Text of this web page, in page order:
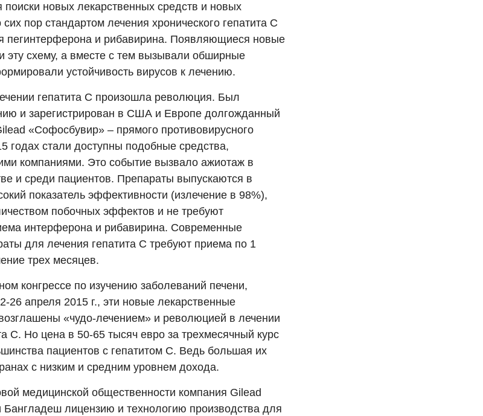
новых лекарственных средств и новых
пор стандартом лечения хронического гепатита С
пегинтерферона и рибавирина. Появляющиеся новые
эту схему, а вместе с тем вызывали обширные
устойчивость вирусов к лечению.
гепатита С произошла революция. Был
и зарегистрирован в США и Европе долгожданный
«Софосбувир» – прямого противовирусного
годах стали доступны подобные средства,
компаниями. Это событие вызвало ажиотаж в
и среди пациентов. Препараты выпускаются в
показатель эффективности (излечение в 98%),
побочных эффектов и не требуют
интерферона и рибавирина. Современные
для лечения гепатита С требуют приема по 1
трех месяцев.
конгрессе по изучению заболеваний печени,
апреля 2015 г., эти новые лекарственные
«чудо-лечением» и революцией в лечении
С. Но цена в 50-65 тысяч евро за трехмесячный курс
пациентов с гепатитом С. Ведь большая их
с низким и средним уровнем дохода.
медицинской общественности компания Gilead
Бангладеш лицензию и технологию производства для